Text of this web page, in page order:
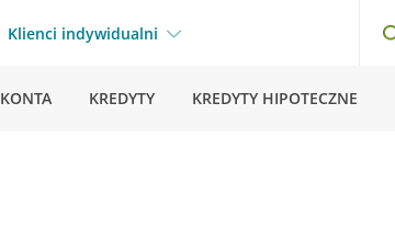
Klienci indywidualni
KONTA KREDYTY KREDYTY HIPOTECZNE